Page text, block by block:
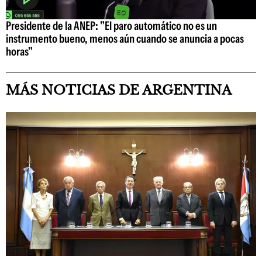
Presidente de la ANEP: "El paro automático no es un
instrumento bueno, menos aún cuando se anuncia a pocas
horas"
MÁS NOTICIAS DE ARGENTINA